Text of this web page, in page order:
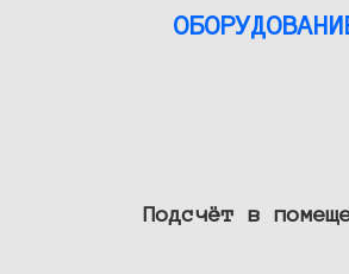
Подсчёт в